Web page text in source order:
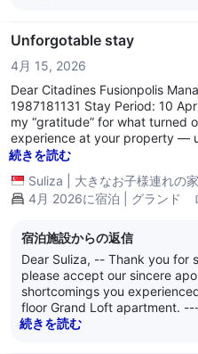
always. We truly appreciate
Housekeeping management
and we shall focus our efforts
addition to counselling our
us truly hope you will give us
lackluster experience and
impression of our service. We
you a lifetime of love and
journey as a wedded couple. Thank you.
management of Citadines
Unforgotable stay
4月 15, 2026
Dear Citadines Fusionpolis Management,
1987181131 Stay Period: 10 April – 12 April I
my “gratitude” for what turned
experience at your property —
one would expect from a
Singapore. Check-in was uneventful, which, in hindsight, was
perhaps the highlight of the
entering the room — no bidet (a
and innovative function: blowing hot air. Naturally, I
partially effective. The air-
continued to produce warm air
what felt like a sauna was
we signed up for. To further enhance the experience, the
cleanliness of the room was
続きを読む
Suliza
大きなお子様連れの
4月 2026に宿泊 | グランド
宿泊施設からの返信
Dear Suliza, -- Thank you for sharing your feedback, and
please accept our sincere
shortcomings you
floor Grand Loft apartment. --- We regret the
caused by the air-conditioning
続きを読む